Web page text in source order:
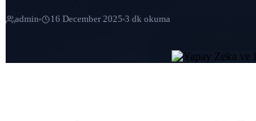
admin 16 December 2025 3 dk okuma